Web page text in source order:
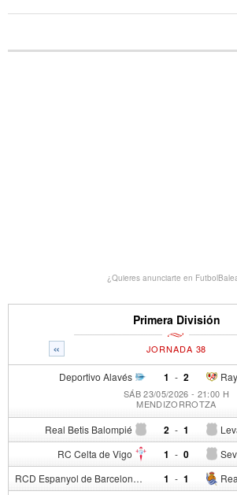
¿Quieres anunciarte en
Primera División
« JORNADA 38
Deportivo Alavés 1 - 2
SÁB 23/05/2026 - 21:00 H
MENDIZORROTZA
Real Betis Balompié 2 - 1
RC Celta de Vigo 1 - 0
RCD Espanyol de Barcelona 1 - 1